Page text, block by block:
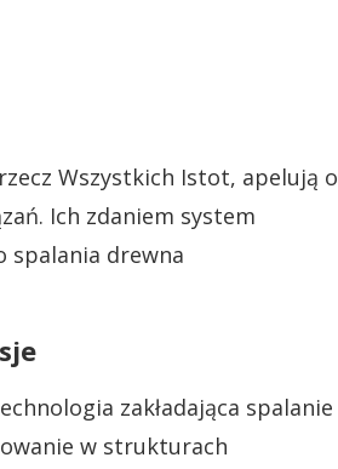
Wszystkich Istot, apelują o
Ich zdaniem system
spalania drewna
zakładająca spalanie
w strukturach